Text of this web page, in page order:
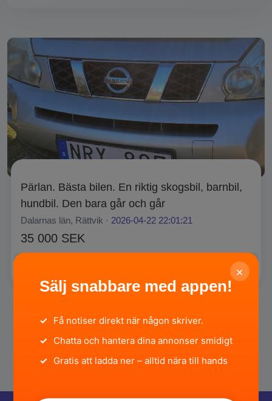
Pärlan. Bästa bilen. En riktig skogsbil, barnbil,
hundbil. Den bara går och går
Dalarnas län, Rättvik · 2026-04-22 22:01:21
35 000 SEK
×
Sälj snabbare med appen!
✓ Få notiser direkt när någon skriver.
✓ Chatta och hantera dina annonser smidigt
✓ Gratis att ladda ner – alltid nära till hands